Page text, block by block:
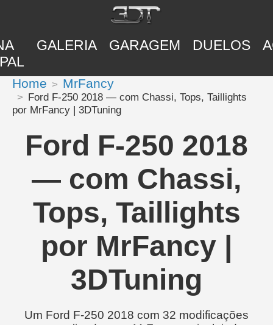
GALERIA GARAGEM DUELOS
Home MrFancy
Ford F-250 2018 — com Chassi, Tops, Taillights
por MrFancy | 3DTuning
Ford F-250 2018
— com Chassi,
Tops, Taillights
por MrFancy |
3DTuning
Um Ford F-250 2018 com 32 modificações